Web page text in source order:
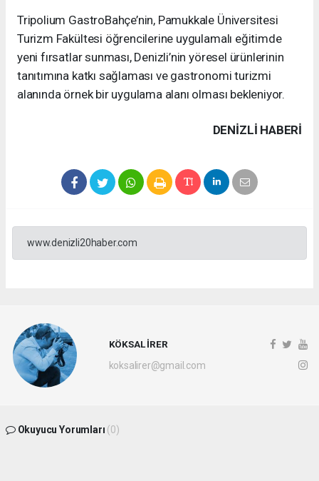
Tripolium GastroBahçe’nin, Pamukkale Üniversitesi
Turizm Fakültesi öğrencilerine uygulamalı eğitimde
yeni fırsatlar sunması, Denizli’nin yöresel ürünlerinin
tanıtımına katkı sağlaması ve gastronomi turizmi
alanında örnek bir uygulama alanı olması bekleniyor.
DENIZLI HABERİ
www.denizli20haber.com
KÖKSAL İRER
koksalirer@gmail.com
Okuyucu Yorumları (0)